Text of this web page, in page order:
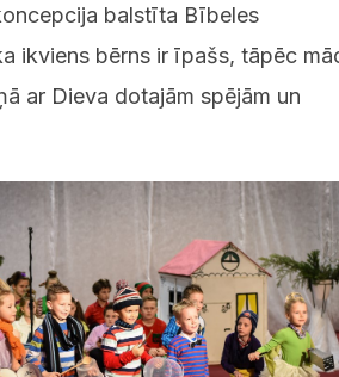
balstīta Bībeles
ikviens bērns ir īpašs, tāpēc
ar Dieva dotajām spējām un